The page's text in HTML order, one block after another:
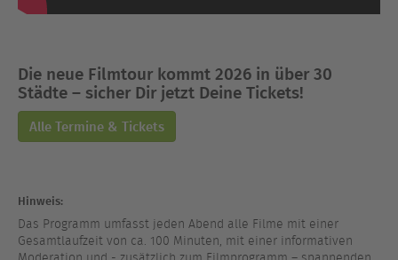
Die neue Filmtour kommt 2026 in über 30
Städte – sicher Dir jetzt Deine Tickets!
Alle Termine & Tickets
Hinweis:
Das Programm umfasst jeden Abend alle Filme mit einer
Gesamtlaufzeit von ca. 100 Minuten, mit einer informativen